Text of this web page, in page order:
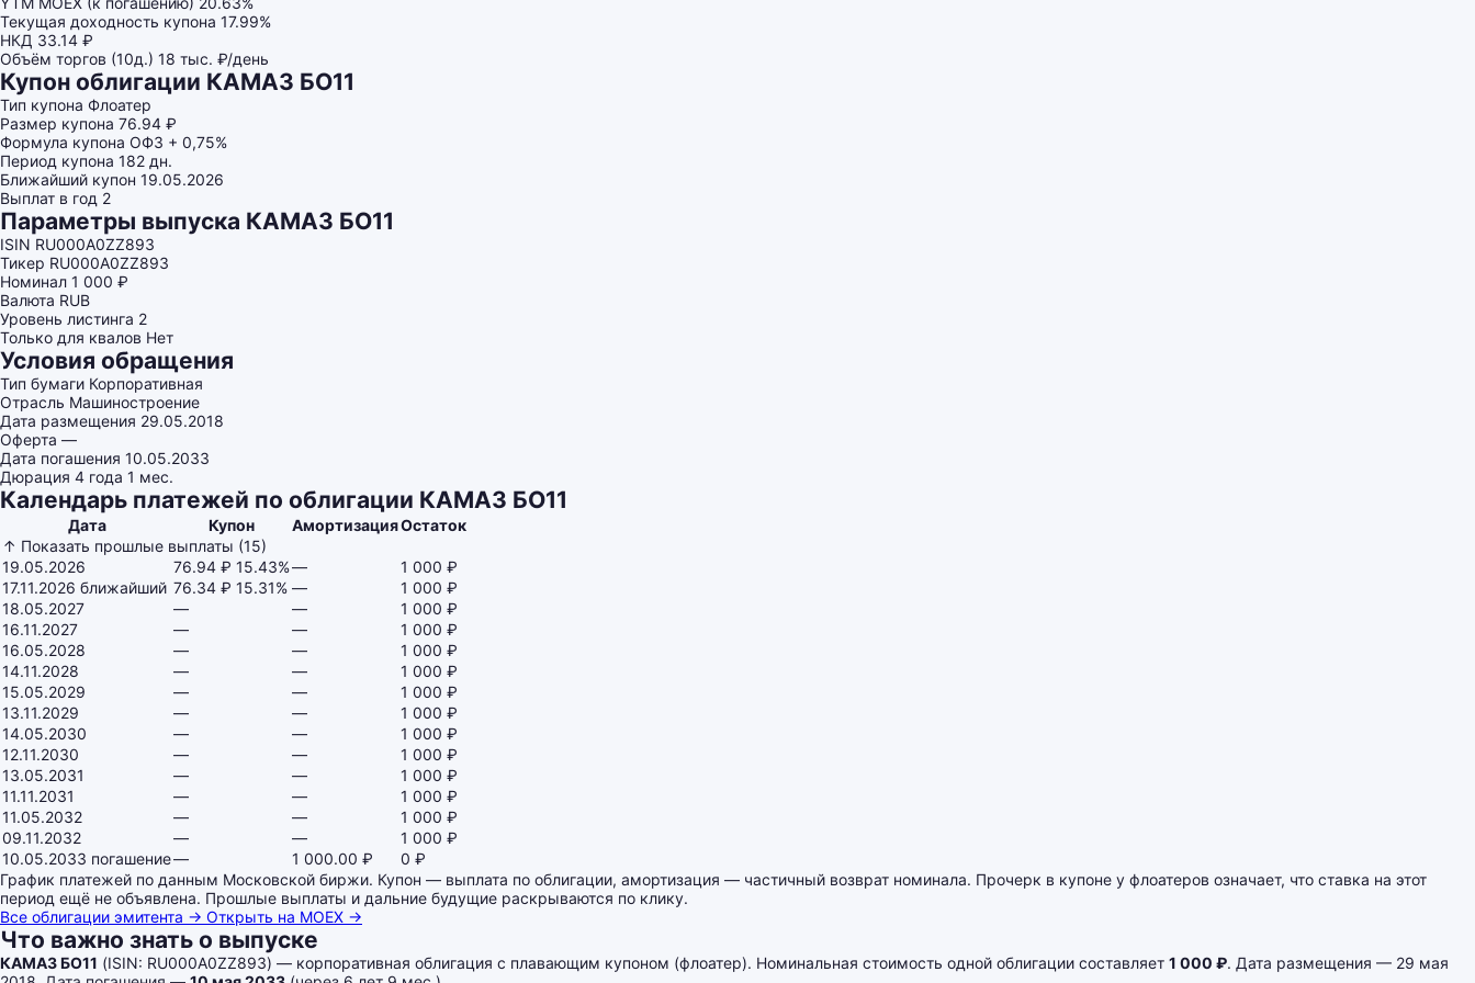
Текущая доходность купона 17.99%
НКД 33.14 ₽
Объём торгов (10д.) 18 тыс. ₽/день
Купон облигации КАМАЗ БО11
Тип купона Флоатер
Размер купона 76.94 ₽
Формула купона ОФЗ + 0,75%
Период купона 182 дн.
Ближайший купон 19.05.2026
Выплат в год 2
Параметры выпуска КАМАЗ БО11
ISIN RU000A0ZZ893
Тикер RU000A0ZZ893
Номинал 1 000 ₽
Валюта RUB
Уровень листинга 2
Только для квалов Нет
Условия обращения
Тип бумаги Корпоративная
Отрасль Машиностроение
Дата размещения 29.05.2018
Оферта —
Дата погашения 10.05.2033
Дюрация 4 года 1 мес.
Календарь платежей по облигации КАМАЗ БО11
Дата Купон АмортизацияОстаток
↑ Показать прошлые выплаты (15)
19.05.2026
76.94 ₽ 15.43%—
1 000 ₽
17.11.2026 ближайший 76.34 ₽ 15.31% —
1 000 ₽
18.05.2027
— —
1 000 ₽
16.11.2027
— —
1 000 ₽
16.05.2028
— —
1 000 ₽
14.11.2028
— —
1 000 ₽
15.05.2029
— —
1 000 ₽
13.11.2029
— —
1 000 ₽
14.05.2030
— —
1 000 ₽
12.11.2030
— —
1 000 ₽
13.05.2031
— —
1 000 ₽
11.11.2031
— —
1 000 ₽
11.05.2032
— —
1 000 ₽
09.11.2032
— —
1 000 ₽
10.05.2033 погашение— 1 000.00 ₽
0 ₽
График платежей по данным Московской биржи. Купон — выплата по облигации, амортизация — частичный возврат номинала. Прочерк в купоне у флоатеров означает, что ставка на этот
период ещё не объявлена. Прошлые выплаты и дальние будущие раскрываются по клику.
Все облигации эмитента → Открыть на MOEX →
Что важно знать о выпуске
КАМАЗ БО11 (ISIN: RU000A0ZZ893) — корпоративная облигация с плавающим купоном (флоатер). Номинальная стоимость одной облигации составляет 1 000 ₽. Дата размещения — 29 мая